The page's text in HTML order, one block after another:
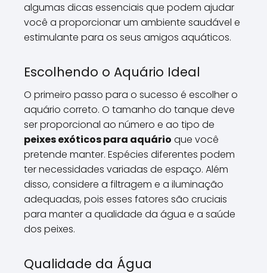
algumas dicas essenciais que podem ajudar
você a proporcionar um ambiente saudável e
estimulante para os seus amigos aquáticos.
Escolhendo o Aquário Ideal
O primeiro passo para o sucesso é escolher o
aquário correto. O tamanho do tanque deve
ser proporcional ao número e ao tipo de
peixes exóticos para aquário que você
pretende manter. Espécies diferentes podem
ter necessidades variadas de espaço. Além
disso, considere a filtragem e a iluminação
adequadas, pois esses fatores são cruciais
para manter a qualidade da água e a saúde
dos peixes.
Qualidade da Água